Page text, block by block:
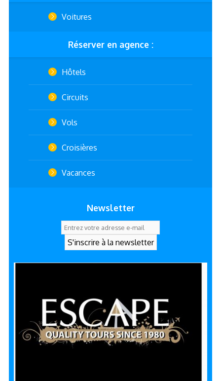
Voitures
Réserver en agence :
Hôtels
Circuits
Vols
Croisières
Vacances
Newsletter